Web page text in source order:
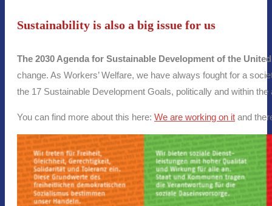
Sustainability is also a big issue for us
The 2030 Agenda for Sustainable Development of the
change. As Workers’ Welfare, we have always fought for a
the 17 Sustainable Development Goals, politically and within
You can find more about this here: We are working on it and